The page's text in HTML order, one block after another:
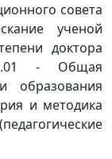
совета
ученой
доктора
- Общая
образования
и методика